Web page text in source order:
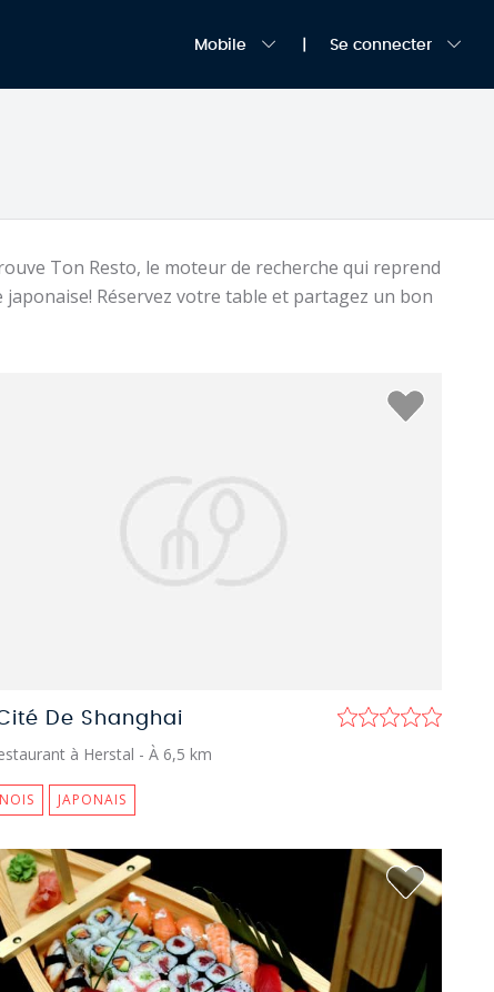
Mobile Se connecter
Ton Resto, le moteur de recherche qui reprend
Réservez votre table et partagez un bon
De Shanghai
à Herstal - À 6,5 km
JAPONAIS